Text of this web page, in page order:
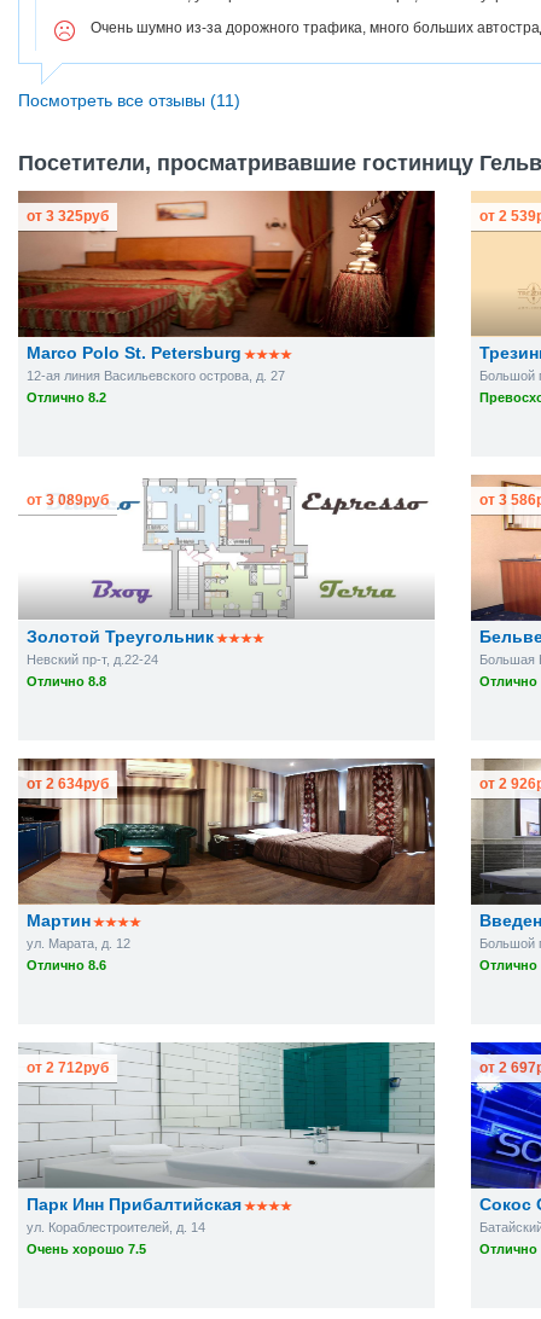
Очень шумно из-за дорожного трафика, много больших
Посмотреть все отзывы (11)
Посетители, просматривавшие гостиницу
Marco Polo St. Petersburg
12-ая линия Васильевского острова, д. 27
Отлично 8.2
от 3 325руб
Большой
от 2 539
Золотой Треугольник
Невский пр-т, д.22-24
Отлично 8.8
от 3 089руб
Большая
Отлично
от 3 586
Мартин
ул. Марата, д. 12
Отлично 8.6
от 2 634руб
Большой
Отлично
от 2 926
Парк Инн Прибалтийская
ул. Кораблестроителей, д. 14
Очень хорошо 7.5
от 2 712руб
Сокос
Отлично
от 2 697